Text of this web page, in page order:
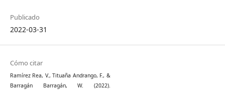
Publicado
2022-03-31
Cómo citar
Ramírez Rea, V., Tituaña Andrango, F., &
Barragán Barragán, W. (2022).